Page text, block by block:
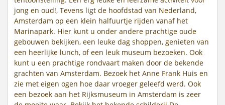
jong en oud!, Tevens ligt de hoofdstad van Nederland,
Amsterdam op een klein halfuurtje rijden vanaf het
Marinapark. Hier kunt u onder andere prachtige oude
gebouwen bekijken, een leuke dag shoppen, genieten van
een heerlijke lunch, of een leuk museum bezoeken. Ook
kunt u een prachtige rondvaart maken door de bekende
grachten van Amsterdam. Bezoek het Anne Frank Huis en
zie met eigen ogen hoe daar vroeger geleefd werd. Ook
een bezoek aan het Rijksmuseum in Amsterdam is zeer